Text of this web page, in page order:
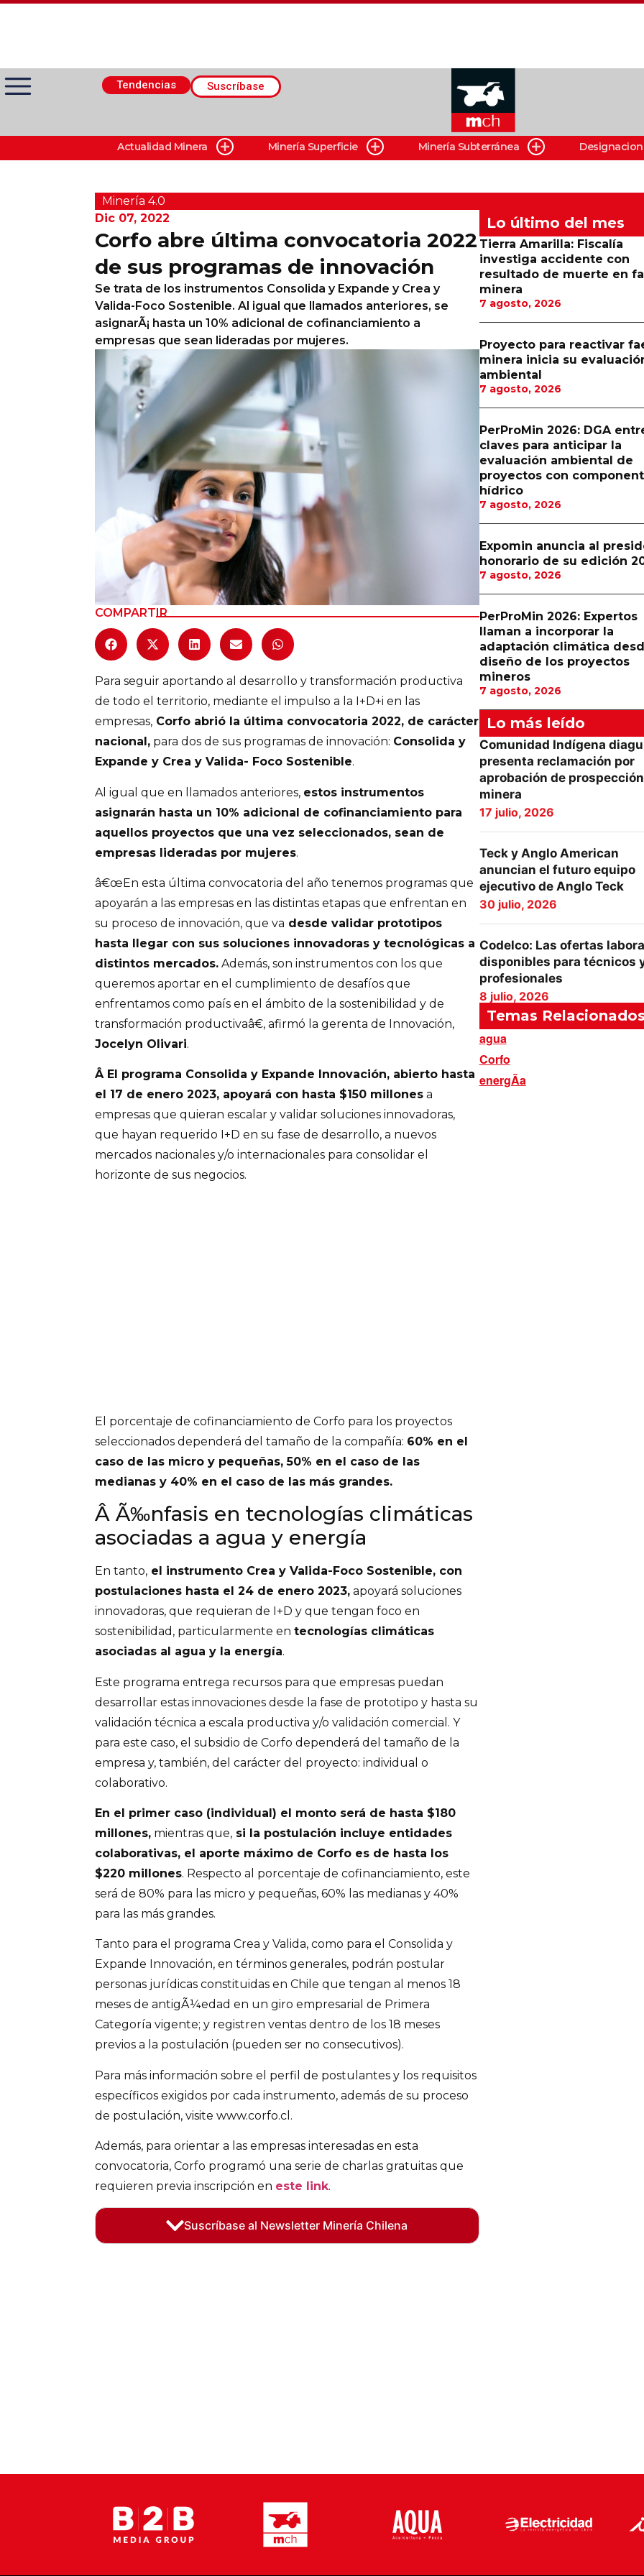
Tendencias Suscríbase
Actualidad Minera
Minería Superficie
Minerí­a Subterránea
Columnas de Opinión
Calendario de Eventos
Actualidad Minera Minería Superficie Minería Subterránea
Minerí­a 4.0
Dic 07, 2022
Corfo abre última convocatoria 2022
de sus programas de innovación
Se trata de los instrumentos Consolida y Expande y Crea y
Valida-Foco Sostenible. Al igual que llamados anteriores, se
asignarÃ¡ hasta un 10% adicional de cofinanciamiento a
empresas que sean lideradas por mujeres.
COMPARTIR
Para seguir aportando al desarrollo y transformación productiva
de todo el territorio, mediante el impulso a la I+D+i en las
empresas, Corfo abrió la última convocatoria 2022, de carácter
nacional, para dos de sus programas de innovación: Consolida y
Expande y Crea y Valida- Foco Sostenible.
Al igual que en llamados anteriores, estos instrumentos
asignarán hasta un 10% adicional de cofinanciamiento para
aquellos proyectos que una vez seleccionados, sean de
empresas lideradas por mujeres.
â€œEn esta última convocatoria del año tenemos programas que
apoyarán a las empresas en las distintas etapas que enfrentan en
su proceso de innovación, que va desde validar prototipos
hasta llegar con sus soluciones innovadoras y tecnológicas a
distintos mercados. Además, son instrumentos con los que
queremos aportar en el cumplimiento de desafíos que
enfrentamos como país en el ámbito de la sostenibilidad y de
transformación productivaâ€, afirmó la gerenta de Innovación,
Jocelyn Olivari.
Â El programa Consolida y Expande Innovación, abierto hasta
el 17 de enero 2023, apoyará con hasta $150 millones a
empresas que quieran escalar y validar soluciones innovadoras,
que hayan requerido I+D en su fase de desarrollo, a nuevos
mercados nacionales y/o internacionales para consolidar el
horizonte de sus negocios.
El porcentaje de cofinanciamiento de Corfo para los proyectos
seleccionados dependerá del tamaño de la compañía: 60% en el
caso de las micro y pequeñas, 50% en el caso de las
medianas y 40% en el caso de las más grandes.
Â Ã‰nfasis en tecnologías climáticas
asociadas a agua y energía
En tanto, el instrumento Crea y Valida-Foco Sostenible, con
postulaciones hasta el 24 de enero 2023, apoyará soluciones
innovadoras, que requieran de I+D y que tengan foco en
sostenibilidad, particularmente en tecnologías climáticas
asociadas al agua y la energía.
Este programa entrega recursos para que empresas puedan
desarrollar estas innovaciones desde la fase de prototipo y hasta su
validación técnica a escala productiva y/o validación comercial. Y
para este caso, el subsidio de Corfo dependerá del tamaño de la
empresa y, también, del carácter del proyecto: individual o
colaborativo.
En el primer caso (individual) el monto será de hasta $180
millones, mientras que, si la postulación incluye entidades
colaborativas, el aporte máximo de Corfo es de hasta los
$220 millones. Respecto al porcentaje de cofinanciamiento, este
será de 80% para las micro y pequeñas, 60% las medianas y 40%
para las más grandes.
Tanto para el programa Crea y Valida, como para el Consolida y
Expande Innovación, en términos generales, podrán postular
personas jurídicas constituidas en Chile que tengan al menos 18
meses de antigÃ¼edad en un giro empresarial de Primera
Categoría vigente; y registren ventas dentro de los 18 meses
previos a la postulación (pueden ser no consecutivos).
Para más información sobre el perfil de postulantes y los requisitos
específicos exigidos por cada instrumento, además de su proceso
de postulación, visite www.corfo.cl.
Además, para orientar a las empresas interesadas en esta
convocatoria, Corfo programó una serie de charlas gratuitas que
requieren previa inscripción en este link.
Suscríbase al Newsletter Minería Chilena
Lo último del mes
Tierra Amarilla: Fiscalía
investiga accidente con
resultado de muerte en
minera
7 agosto, 2026
Proyecto para reactivar
minera inicia su
ambiental
7 agosto, 2026
PerProMin 2026: DGA
claves para anticipar la
evaluación ambiental de
proyectos con
hídrico
7 agosto, 2026
Expomin anuncia al
honorario de su edición
7 agosto, 2026
PerProMin 2026: Expertos
llaman a incorporar la
adaptación climática
diseño de los proyectos
mineros
7 agosto, 2026
Lo más leído
Comunidad Indígena
presenta reclamación por
aprobación de prospección
minera
17 julio, 2026
Teck y Anglo American
anuncian el futuro equipo
ejecutivo de Anglo Teck
30 julio, 2026
Codelco: Las ofertas
disponibles para técnicos
profesionales
8 julio, 2026
Temas Relacionados
agua
Corfo
energÃ­a